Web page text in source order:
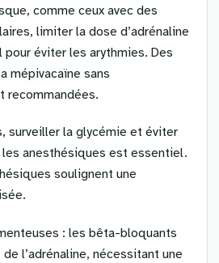
comme ceux avec des
limiter la dose d’adrénaline
éviter les arythmies. Des
mépivacaïne sans
recommandées.
surveiller la glycémie et éviter
anesthésiques est essentiel.
soulignent une
: les bêta-bloquants
l’adrénaline, nécessitant une